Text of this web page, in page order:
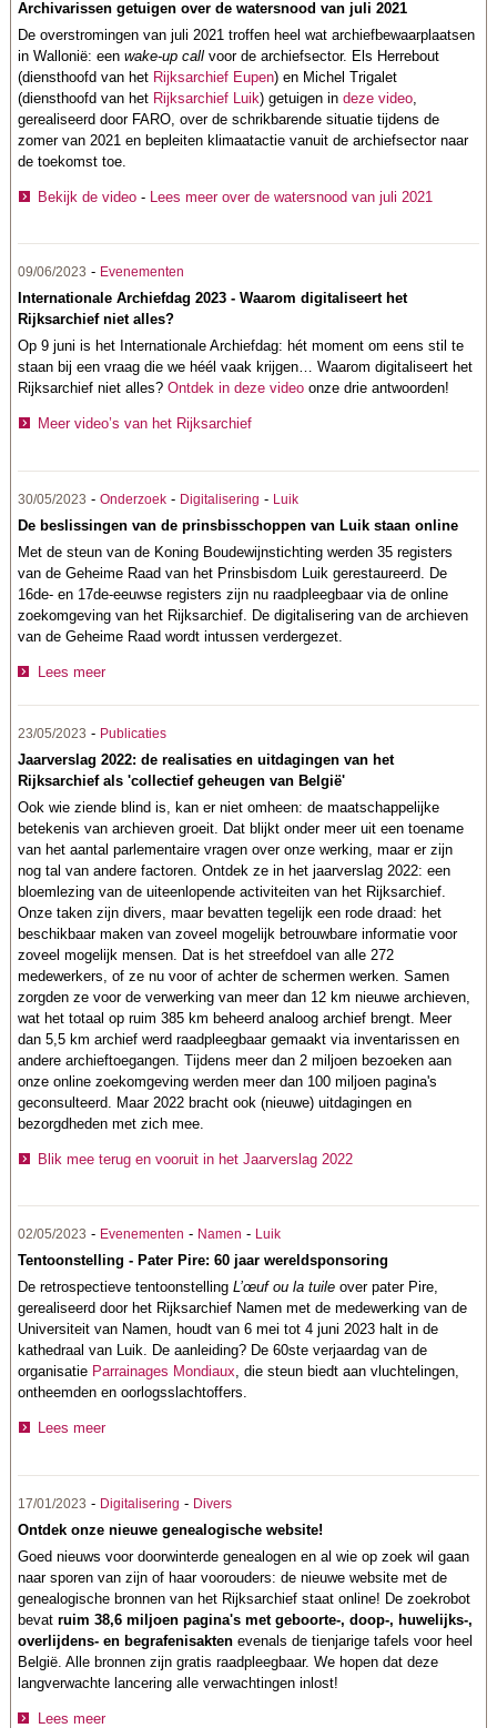
Archivarissen getuigen over de watersnood van juli 2021
De overstromingen van juli 2021 troffen heel wat archiefbewaarplaatsen
in Wallonië: eenwake-up call voor de archiefsector. Els Herrebout
(diensthoofd van het Rijksarchief Eupen) en Michel Trigalet
(diensthoofd van het Rijksarchief Luik) getuigen indeze video
gerealiseerd door FARO, over de schrikbarende situatie tijdens de
zomer van 2021 en bepleiten klimaatactie vanuit de archiefsector naar
de toekomst toe.
Bekijk de video - Lees meer over de watersnood van juli 2021
09/06/2023 - Evenementen
Internationale Archiefdag 2023 - Waarom digitaliseert het
Rijksarchief niet alles?
Op 9 juni is het Internationale Archiefdag: hét moment om eens stil te
staan bij een vraag die we héél vaak krijgen… Waarom digitaliseert het
Rijksarchief niet alles?Ontdek in deze video onze drie antwoorden!
Meer video’s van het Rijksarchief
30/05/2023 -Onderzoek - Digitalisering - Luik
De beslissingen van de prinsbisschoppen van Luik staan online
Met de steun van de Koning Boudewijnstichting werden 35 registers
van de Geheime Raad van het Prinsbisdom Luik gerestaureerd. De
16de- en 17de-eeuwse registers zijn nu raadpleegbaar via de online
zoekomgeving van het Rijksarchief. De digitalisering van de archieven
van de Geheime Raad wordt intussen verdergezet.
Lees meer
23/05/2023 - Publicaties
Jaarverslag 2022: de realisaties en uitdagingen van het
Rijksarchief als 'collectief geheugen van België'
Ook wie ziende blind is, kan er niet omheen: de maatschappelijke
betekenis van archieven groeit. Dat blijkt onder meer uit een toename
van het aantal parlementaire vragen over onze werking, maar er zijn
nog tal van andere factoren. Ontdek ze in het jaarverslag 2022: een
bloemlezing van de uiteenlopende activiteiten van het Rijksarchief.
Onze taken zijn divers, maar bevatten tegelijk een rode draad: het
beschikbaar maken van zoveel mogelijk betrouwbare informatie voor
zoveel mogelijk mensen. Dat is het streefdoel van alle 272
medewerkers, of ze nu voor of achter de schermen werken. Samen
zorgden ze voor de verwerking van meer dan 12 km nieuwe archieven,
wat het totaal op ruim 385 km beheerd analoog archief brengt. Meer
dan 5,5 km archief werd raadpleegbaar gemaakt via inventarissen en
andere archieftoegangen. Tijdens meer dan 2 miljoen bezoeken aan
onze online zoekomgeving werden meer dan 100 miljoen pagina's
geconsulteerd. Maar 2022 bracht ook (nieuwe) uitdagingen en
bezorgdheden met zich mee.
Blik mee terug en vooruit in het Jaarverslag 2022
02/05/2023 - Evenementen - Namen - Luik
Tentoonstelling - Pater Pire: 60 jaar wereldsponsoring
De retrospectieve tentoonstellingL’œuf ou la tuile over pater Pire,
gerealiseerd door het Rijksarchief Namen met de medewerking van de
Universiteit van Namen, houdt van 6 mei tot 4 juni 2023 halt in de
kathedraal van Luik. De aanleiding? De 60ste verjaardag van de
organisatie Parrainages Mondiaux, die steun biedt aan vluchtelingen,
ontheemden en oorlogsslachtoffers.
Lees meer
17/01/2023 - Digitalisering - Divers
Ontdek onze nieuwe genealogische website!
Goed nieuws voor doorwinterde genealogen en al wie op zoek wil gaan
naar sporen van zijn of haar voorouders: de nieuwe website met de
genealogische bronnen van het Rijksarchief staat online! De zoekrobot
bevatruim 38,6 miljoen pagina's met geboorte-, doop-, huwelijks-,
overlijdens- en begrafenisaktenevenals de tienjarige tafels voor heel
België. Alle bronnen zijn gratis raadpleegbaar. We hopen dat deze
langverwachte lancering alle verwachtingen inlost!
Lees meer